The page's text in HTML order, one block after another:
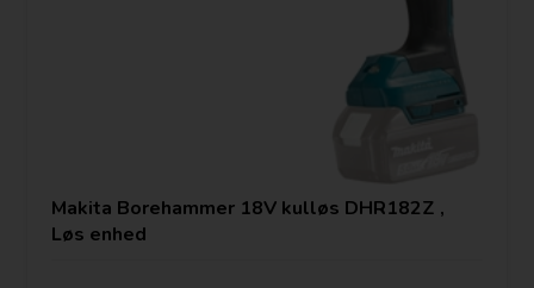
Makita Borehammer 18V kulløs DHR182Z ,
Løs enhed